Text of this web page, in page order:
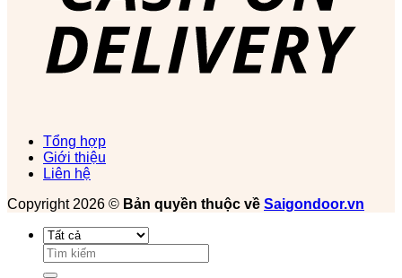
Tổng hợp
Giới thiệu
Liên hệ
Copyright 2026 © Bản quyền thuộc về Saigondoor.vn
Tìm
kiếm: